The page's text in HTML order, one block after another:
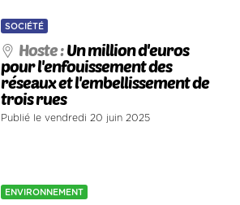
SOCIÉTÉ
Hoste :Un million d'euros
pour l'enfouissement des
réseaux et l'embellissement de
trois rues
Publié le vendredi 20 juin 2025
ENVIRONNEMENT